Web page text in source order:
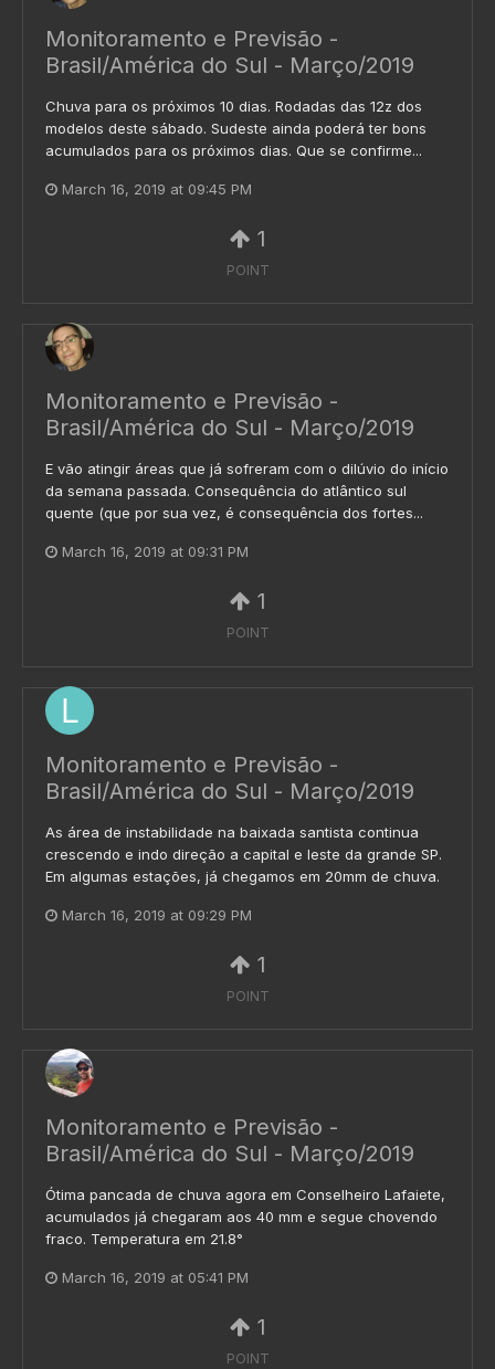
Monitoramento e Previsão -
Brasil/América do Sul - Março/2019
Chuva para os próximos 10 dias. Rodadas das 12z dos
modelos deste sábado. Sudeste ainda poderá ter bons
acumulados para os próximos dias. Que se confirme...
March 16, 2019 at 09:45 PM
1
POINT
Monitoramento e Previsão -
Brasil/América do Sul - Março/2019
E vão atingir áreas que já sofreram com o dilúvio do início
da semana passada. Consequência do atlântico sul
quente (que por sua vez, é consequência dos fortes...
March 16, 2019 at 09:31 PM
1
POINT
Monitoramento e Previsão -
Brasil/América do Sul - Março/2019
As área de instabilidade na baixada santista continua
crescendo e indo direção a capital e leste da grande SP.
Em algumas estações, já chegamos em 20mm de chuva.
March 16, 2019 at 09:29 PM
1
POINT
Monitoramento e Previsão -
Brasil/América do Sul - Março/2019
Ótima pancada de chuva agora em Conselheiro Lafaiete,
acumulados já chegaram aos 40 mm e segue chovendo
fraco. Temperatura em 21.8°
March 16, 2019 at 05:41 PM
1
POINT